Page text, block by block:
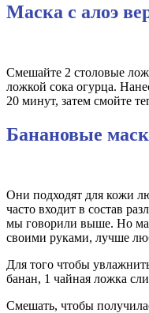
Маска с алоэ
Смешайте 2 столовые
ложкой сока огурца.
20 минут, затем смойте
Банановые
Они подходят для кожи
часто входит в состав
мы говорили выше. Но
своими руками, лучше
Для того чтобы
банан, 1 чайная ложка
Смешать, чтобы